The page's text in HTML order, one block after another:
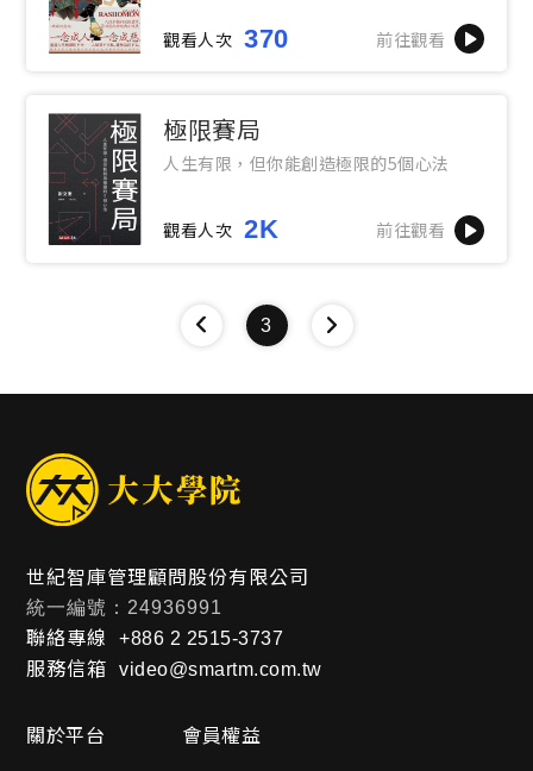
觀看人次 370 前往觀看
極限賽局
人生有限，但你能創造極限的5個心法
觀看人次 2K 前往觀看
3
世紀智庫管理顧問股份有限公司
統一編號：24936991
聯絡專線 +886 2 2515-3737
服務信箱 video@smartm.com.tw
關於平台
會員權益